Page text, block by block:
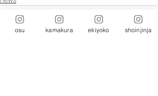
osu kamakura ekiyoko shoinjinja